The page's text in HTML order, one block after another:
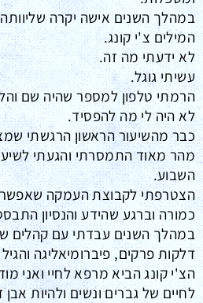
במהלך השנים אישה יקרה
המילים צ'י קונג.
לא ידעתי מה זה.
עשיתי גוגל.
הרמתי טלפון למספר שהיה שם
לא היה לי מה להפסיד.
כבר מהשיעור הראשון הרגשתי
מהר מאוד התמסרתי והגעתי
השבוע.
הצטרפתי לקבוצת העמקה
כמורה וברגע שהידע והנסיון
במהלך השנים עבדתי עם קהלים
דלקות פרקים, פיברומיאליגה
הצ'י קונג הביא מרפא לחיי ואני
לחיים של גברים ונשים ולהיות